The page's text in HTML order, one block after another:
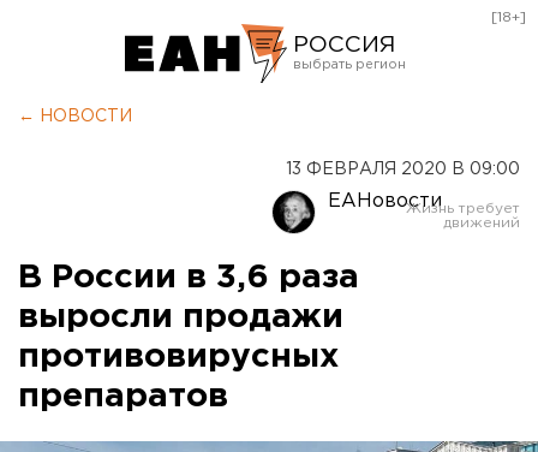
РОССИЯ
Оренбург
[18+]
← НОВОСТИ
13 ФЕВРАЛЯ 2020 В 09:00
ЕАНовости
В России в 3,6 раза
выросли продажи
противовирусных
препаратов